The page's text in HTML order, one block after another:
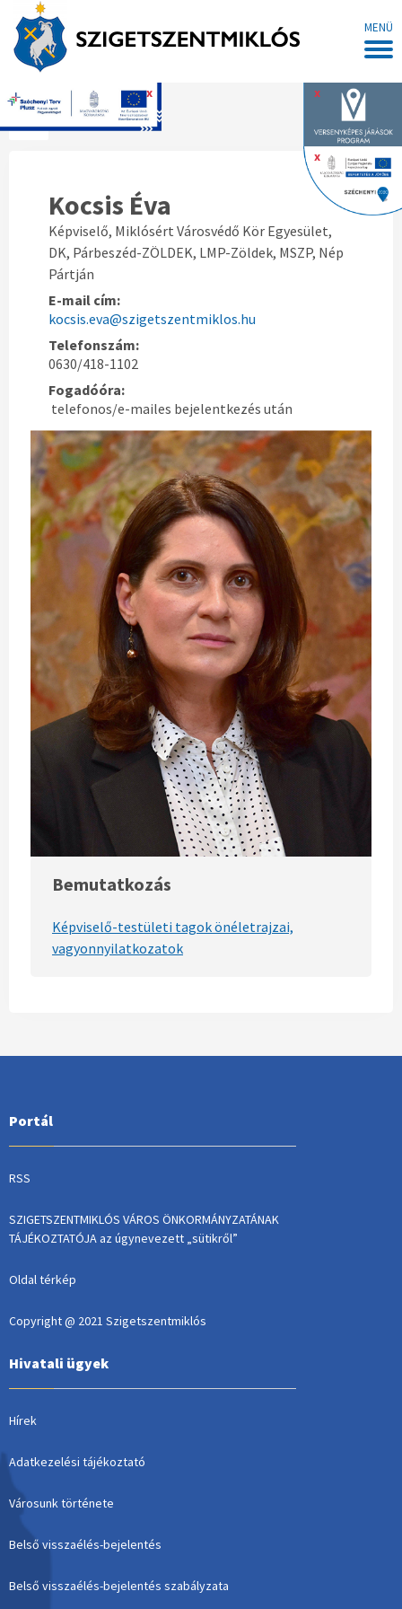
MENÜ
x
x
x
Főoldal
Kocsis Éva
Képviselő, Miklósért Városvédő Kör Egyesület,
DK, Párbeszéd-ZÖLDEK, LMP-Zöldek, MSZP, Nép
Pártján
E-mail cím:
kocsis.eva@szigetszentmiklos.hu
Telefonszám:
0630/418-1102
Fogadóóra:
telefonos/e-mailes bejelentkezés után
Bemutatkozás
Képviselő-testületi tagok önéletrajzai,
vagyonnyilatkozatok
Portál
RSS
SZIGETSZENTMIKLÓS VÁROS ÖNKORMÁNYZATÁNAK
TÁJÉKOZTATÓJA az úgynevezett „sütikről”
Oldal térkép
Copyright @ 2021 Szigetszentmiklós
Hivatali ügyek
Hírek
Adatkezelési tájékoztató
Városunk története
Belső visszaélés-bejelentés
Belső visszaélés-bejelentés szabályzata